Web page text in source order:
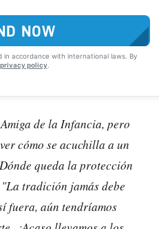
NOW
accordance with international laws. By
privacy policy
de la Infancia, pero
cómo se acuchilla a un
queda la protección
"La tradición jamás debe
fuera, aún tendríamos